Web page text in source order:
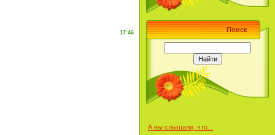
17:46 Поиск
А вы слышали, что...